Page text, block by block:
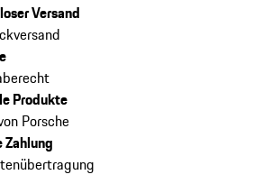
Versand
Produkte
Porsche
Zahlung